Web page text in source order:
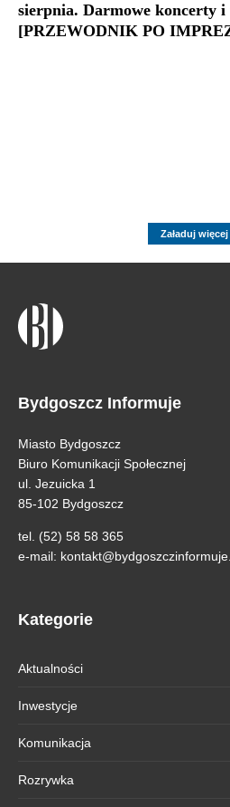
sierpnia. Darmowe koncerty i
[PRZEWODNIK PO
Załaduj więcej
Bydgoszcz Informuje
Miasto Bydgoszcz
Biuro Komunikacji Społecznej
ul. Jezuicka 1
85-102 Bydgoszcz
tel. (52) 58 58 365
e-mail:
Kategorie
Aktualności
Inwestycje
Komunikacja
Rozrywka